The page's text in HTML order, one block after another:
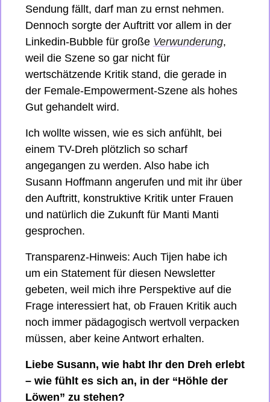
Sendung fällt, darf man zu ernst nehmen.
Dennoch sorgte der Auftritt vor allem in der
Linkedin-Bubble für große Verwunderung,
weil die Szene so gar nicht für
wertschätzende Kritik stand, die gerade in
der Female-Empowerment-Szene als hohes
Gut gehandelt wird.
Ich wollte wissen, wie es sich anfühlt, bei
einem TV-Dreh plötzlich so scharf
angegangen zu werden. Also habe ich
Susann Hoffmann angerufen und mit ihr über
den Auftritt, konstruktive Kritik unter Frauen
und natürlich die Zukunft für Manti Manti
gesprochen.
Transparenz-Hinweis: Auch Tijen habe ich
um ein Statement für diesen Newsletter
gebeten, weil mich ihre Perspektive auf die
Frage interessiert hat, ob Frauen Kritik auch
noch immer pädagogisch wertvoll verpacken
müssen, aber keine Antwort erhalten.
Liebe Susann, wie habt Ihr den Dreh erlebt
– wie fühlt es sich an, in der “Höhle der
Löwen” zu stehen?